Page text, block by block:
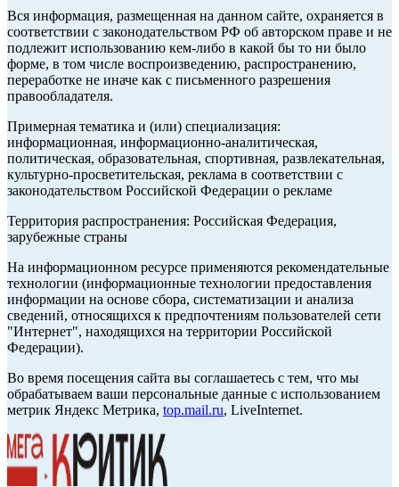
Вся информация, размещенная на данном сайте, охраняется в
соответствии с законодательством РФ об авторском праве и не
подлежит использованию кем-либо в какой бы то ни было
форме, в том числе воспроизведению, распространению,
переработке не иначе как с письменного разрешения
правообладателя.
Примерная тематика и (или) специализация:
информационная, информационно-аналитическая,
политическая, образовательная, спортивная, развлекательная,
культурно-просветительская, реклама в соответствии с
законодательством Российской Федерации о рекламе
Территория распространения: Российская Федерация,
зарубежные страны
На информационном ресурсе применяются рекомендательные
технологии (информационные технологии предоставления
информации на основе сбора, систематизации и анализа
сведений, относящихся к предпочтениям пользователей сети
"Интернет", находящихся на территории Российской
Федерации).
Во время посещения сайта вы соглашаетесь с тем, что мы
обрабатываем ваши персональные данные с использованием
метрик Яндекс Метрика, top.mail.ru, LiveInternet.